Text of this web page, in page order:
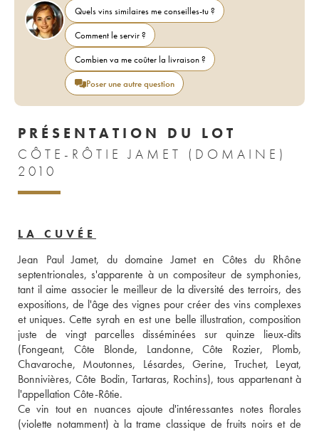
Quels vins similaires me conseilles-tu ?
Comment le servir ?
Combien va me coûter la livraison ?
Poser une autre question
PRÉSENTATION DU LOT
CÔTE-RÔTIE JAMET (DOMAINE)
2010
LA CUVÉE
Jean Paul Jamet, du domaine Jamet en Côtes du Rhône
septentrionales, s'apparente à un compositeur de symphonies,
tant il aime associer le meilleur de la diversité des terroirs, des
expositions, de l'âge des vignes pour créer des vins complexes
et uniques. Cette syrah en est une belle illustration, composition
juste de vingt parcelles disséminées sur quinze lieux-dits
(Fongeant, Côte Blonde, Landonne, Côte Rozier, Plomb,
Chavaroche, Moutonnes, Lésardes, Gerine, Truchet, Leyat,
Bonnivières, Côte Bodin, Tartaras, Rochins), tous appartenant à
l'appellation Côte-Rôtie.
Ce vin tout en nuances ajoute d'intéressantes notes florales
(violette notamment) à la trame classique de fruits noirs et de